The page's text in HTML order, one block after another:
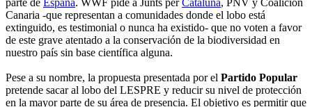
parte de España. WWF pide a Junts perCataluña, PNV y Coalición
Canaria -que representan a comunidades donde el lobo está
extinguido, es testimonial o nunca ha existido- que no voten a favor
de este grave atentado a la conservación de la biodiversidad en
nuestro país sin base científica alguna.
Pese a su nombre, la propuesta presentada por el Partido Popular
pretende sacar al lobo del LESPRE y reducir su nivel de protección
en la mayor parte de su área de presencia. El objetivo es permitir que